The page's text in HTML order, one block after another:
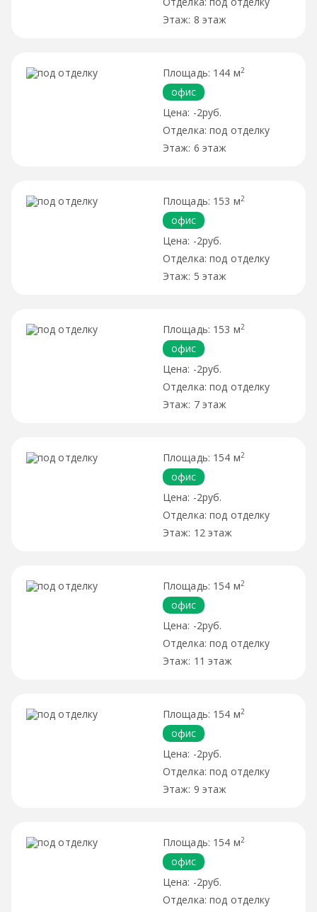
8 этаж
144 м2
офис
-2руб.
под отделку
6 этаж
153 м2
офис
-2руб.
под отделку
5 этаж
153 м2
офис
-2руб.
под отделку
7 этаж
154 м2
офис
-2руб.
под отделку
12 этаж
154 м2
офис
-2руб.
под отделку
11 этаж
154 м2
офис
-2руб.
под отделку
9 этаж
154 м2
офис
-2руб.
под отделку